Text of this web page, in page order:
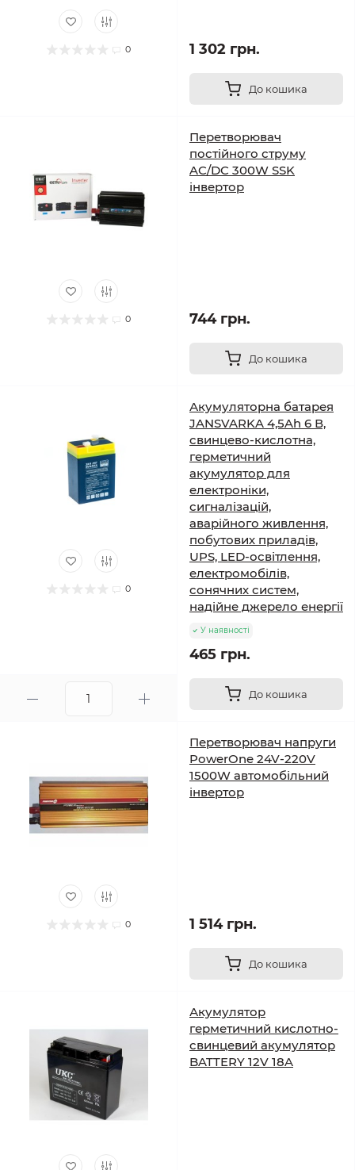
0 1 302 грн.
До кошика
0
Перетворювач
постійного струму
AC/DC 300W SSK
інвертор
744 грн.
До кошика
0
Акумуляторна батарея
JANSVARKA 4,5Ah 6 В,
свинцево-кислотна,
герметичний
акумулятор для
електроніки,
сигналізацій,
аварійного живлення,
побутових приладів,
UPS, LED-освітлення,
електромобілів,
сонячних систем,
надійне джерело енергії
У наявності
465 грн.
До кошика
0
Перетворювач напруги
PowerOne 24V-220V
1500W автомобільний
інвертор
1 514 грн.
До кошика
Акумулятор
герметичний кислотно-
свинцевий акумулятор
BATTERY 12V 18A